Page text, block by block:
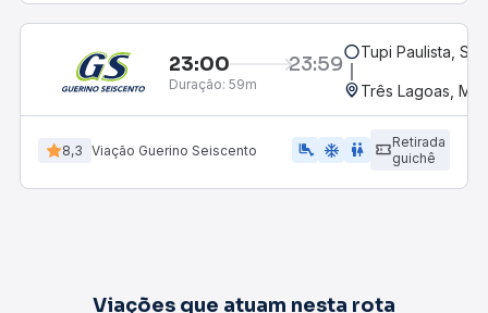
23:00 23:59
Duração: 59m
Tupi Paulista, SP
Três Lagoas, MS
8,3 Viação Guerino Seiscento airline_seat_legroom_extra ac_unit wc
Retirada
guichê
Viações que atuam nesta rota